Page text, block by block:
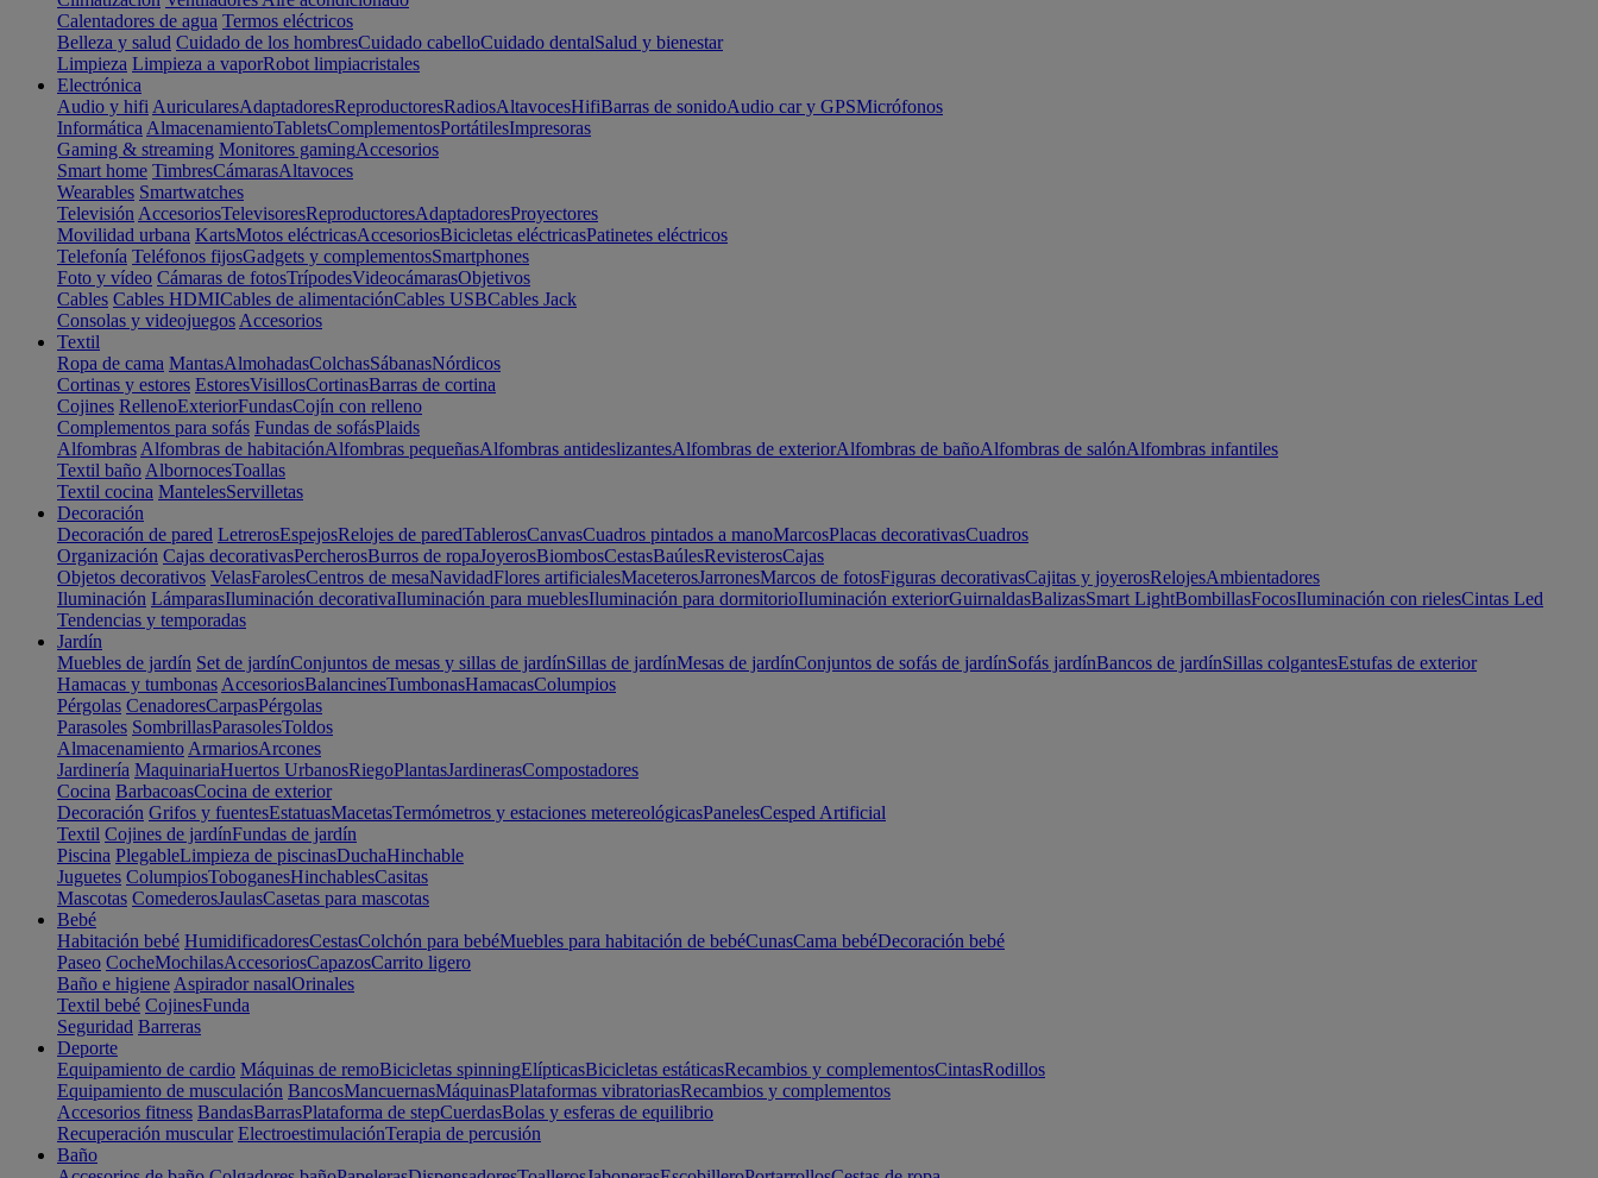
Calentadores de agua Termos eléctricos
Belleza y salud Cuidado de los hombresCuidado cabelloCuidado dentalSalud y bienestar
Limpieza Limpieza a vaporRobot limpiacristales
Electrónica
Audio y hifi AuricularesAdaptadoresReproductoresRadiosAltavocesHifiBarras de sonidoAudio car y GPSMicrófonos
Informática AlmacenamientoTabletsComplementosPortátilesImpresoras
Gaming & streaming Monitores gamingAccesorios
Smart home TimbresCámarasAltavoces
Wearables Smartwatches
Televisión AccesoriosTelevisoresReproductoresAdaptadoresProyectores
Movilidad urbana KartsMotos eléctricasAccesoriosBicicletas eléctricasPatinetes eléctricos
Telefonía Teléfonos fijosGadgets y complementosSmartphones
Foto y vídeo Cámaras de fotosTrípodesVideocámarasObjetivos
Cables Cables HDMICables de alimentaciónCables USBCables Jack
Consolas y videojuegos Accesorios
Textil
Ropa de cama MantasAlmohadasColchasSábanasNórdicos
Cortinas y estores EstoresVisillosCortinasBarras de cortina
Cojines RellenoExteriorFundasCojín con relleno
Complementos para sofás Fundas de sofásPlaids
Alfombras Alfombras de habitaciónAlfombras pequeñasAlfombras antideslizantesAlfombras de exteriorAlfombras de bañoAlfombras de salónAlfombras infantiles
Textil baño AlbornocesToallas
Textil cocina MantelesServilletas
Decoración
Decoración de pared LetrerosEspejosRelojes de paredTablerosCanvasCuadros pintados a manoMarcosPlacas decorativasCuadros
Organización Cajas decorativasPercherosBurros de ropaJoyerosBiombosCestasBaúlesRevisterosCajas
Objetos decorativos VelasFarolesCentros de mesaNavidadFlores artificialesMaceterosJarronesMarcos de fotosFiguras decorativasCajitas y joyerosRelojesAmbientadores
Iluminación LámparasIluminación decorativaIluminación para mueblesIluminación para dormitorioIluminación exteriorGuirnaldasBalizasSmart LightBombillasFocosIluminación con rielesCintas Led
Tendencias y temporadas
Jardín
Muebles de jardín Set de jardínConjuntos de mesas y sillas de jardínSillas de jardínMesas de jardínConjuntos de sofás de jardínSofás jardínBancos de jardínSillas colgantesEstufas de exterior
Hamacas y tumbonas AccesoriosBalancinesTumbonasHamacasColumpios
Pérgolas CenadoresCarpasPérgolas
Parasoles SombrillasParasolesToldos
Almacenamiento ArmariosArcones
Jardinería MaquinariaHuertos UrbanosRiegoPlantasJardinerasCompostadores
Cocina BarbacoasCocina de exterior
Decoración Grifos y fuentesEstatuasMacetasTermómetros y estaciones metereológicasPanelesCesped Artificial
Textil Cojines de jardínFundas de jardín
Piscina PlegableLimpieza de piscinasDuchaHinchable
Juguetes ColumpiosToboganesHinchablesCasitas
Mascotas ComederosJaulasCasetas para mascotas
Bebé
Habitación bebé HumidificadoresCestasColchón para bebéMuebles para habitación de bebéCunasCama bebéDecoración bebé
Paseo CocheMochilasAccesoriosCapazosCarrito ligero
Baño e higiene Aspirador nasalOrinales
Textil bebé CojinesFunda
Seguridad Barreras
Deporte
Equipamiento de cardio Máquinas de remoBicicletas spinningElípticasBicicletas estáticasRecambios y complementosCintasRodillos
Equipamiento de musculación BancosMancuernasMáquinasPlataformas vibratoriasRecambios y complementos
Accesorios fitness BandasBarrasPlataforma de stepCuerdasBolas y esferas de equilibrio
Recuperación muscular ElectroestimulaciónTerapia de percusión
Baño